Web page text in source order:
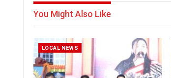
You Might Also Like
LOCAL NEWS